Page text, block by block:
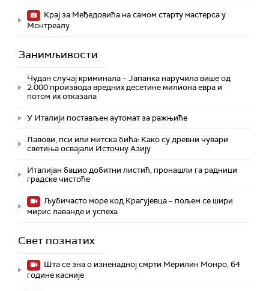
Крај за Међедовића на самом старту мастерса у
Монтреалу
Занимљивости
Чудан случај криминала – Јапанка наручила више од
2.000 производа вредних десетине милиона евра и
потом их отказала
У Италији постављен аутомат за ражњиће
Лавови, пси или митска бића: Како су древни чувари
светиња освајали Источну Азију
Италијан бацио добитни листић, пронашли га радници
градске чистоће
Љубичасто море код Крагујевца – пољем се шири
мирис лаванде и успеха
Свет познатих
Шта се зна о изненадној смрти Мерилин Монро, 64
године касније